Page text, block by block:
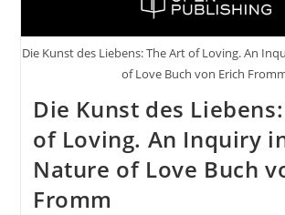
Die Kunst des Liebens: The Art of Loving. An
of Love Buch von Erich
Die Kunst des
of Loving. An Inquiry
Nature of Love Buch
Fromm